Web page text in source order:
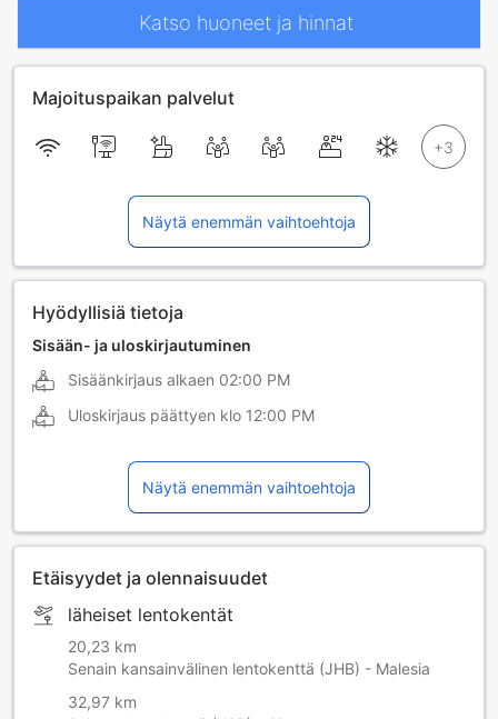
Katso huoneet ja hinnat
Majoituspaikan palvelut
Näytä enemmän vaihtoehtoja
Hyödyllisiä tietoja
Sisään- ja uloskirjautuminen
Sisäänkirjaus alkaen 02:00 PM
Uloskirjaus päättyen klo 12:00 PM
Näytä enemmän vaihtoehtoja
Etäisyydet ja olennaisuudet
läheiset lentokentät
20,23 km
Senain kansainvälinen lentokenttä (JHB) - Malesia
32,97 km